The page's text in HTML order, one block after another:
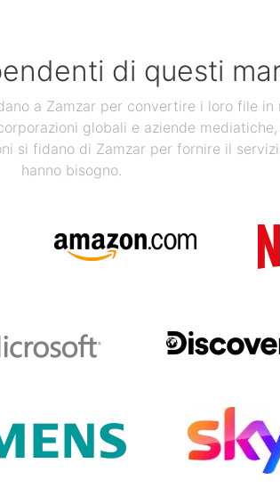
di questi
a Zamzar per convertire i loro file
globali e aziende
si fidano di Zamzar per fornire il
hanno bisogno.